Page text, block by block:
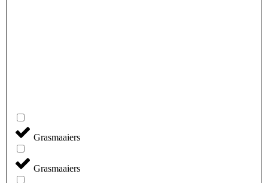
Grasmaaiers
Grasmaaiers